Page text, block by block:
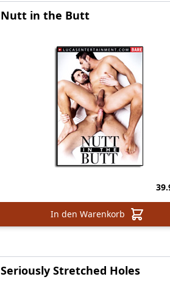
Nutt in the Butt
In den Warenkorb
Seriously Stretched Holes